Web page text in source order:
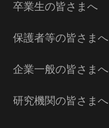
卒業生の皆さまへ
保護者等の皆さまへ
企業一般の皆さまへ
研究機関の皆さまへ